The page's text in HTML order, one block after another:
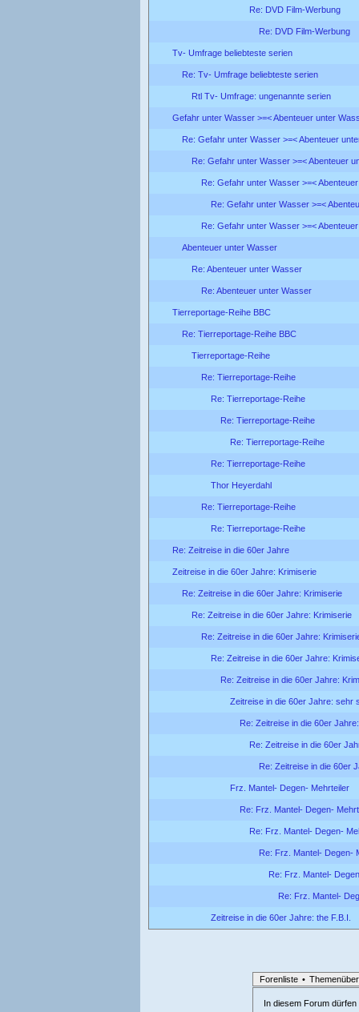
Re: DVD Film-Werbung
Re: DVD Film-Werbung
Tv- Umfrage beliebteste serien
Re: Tv- Umfrage beliebteste serien
Rtl Tv- Umfrage: ungenannte serien
Gefahr unter Wasser >=< Abenteuer unter
Re: Gefahr unter Wasser >=< Abenteuer
Re: Gefahr unter Wasser >=< Abenteuer
Re: Gefahr unter Wasser >=<
Re: Gefahr unter Wasser >=<
Re: Gefahr unter Wasser >=<
Abenteuer unter Wasser
Re: Abenteuer unter Wasser
Re: Abenteuer unter Wasser
Tierreportage-Reihe BBC
Re: Tierreportage-Reihe BBC
Tierreportage-Reihe
Re: Tierreportage-Reihe
Re: Tierreportage-Reihe
Re: Tierreportage-Reihe
Re: Tierreportage-Reihe
Re: Tierreportage-Reihe
Thor Heyerdahl
Re: Tierreportage-Reihe
Re: Tierreportage-Reihe
Re: Zeitreise in die 60er Jahre
Zeitreise in die 60er Jahre: Krimiserie
Re: Zeitreise in die 60er Jahre: Krimiserie
Re: Zeitreise in die 60er Jahre: Krimiserie
Re: Zeitreise in die 60er Jahre:
Re: Zeitreise in die 60er Jahre:
Re: Zeitreise in die 60er Jahre:
Zeitreise in die 60er Jahre: sehr
Re: Zeitreise in die 60er
Re: Zeitreise in die 60er
Re: Zeitreise in die 60er
Frz. Mantel- Degen- Mehrteiler
Re: Frz. Mantel- Degen-
Re: Frz. Mantel- Degen-
Re: Frz. Mantel- Degen-
Re: Frz. Mantel-
Re: Frz. Mantel-
Zeitreise in die 60er Jahre: the F.B.I.
Forenliste •
In diesem Forum